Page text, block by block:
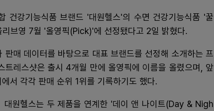
건강기능식품 브랜드 '대원헬스'의 수면 건강기능식품 '꿀
브영 7월 '올영픽(Pick)'에 선정됐다고 2일 밝혔다.
매 데이터를 바탕으로 대표 브랜드를 선정해 소개하는 프
레스샷은 출시 4개월 만에 올영픽에 이름을 올렸으며, 앞
서 각각 판매 순위 1위를 기록하기도 했다.
대원헬스는 두 제품을 연계한 '데이 앤 나이트(Day & Nigh